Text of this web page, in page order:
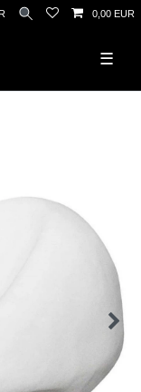
0,00 EUR
☰